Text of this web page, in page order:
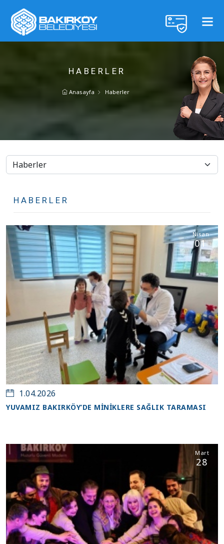
HABERLER
Anasayfa Haberler
HABERLER
Nisan
01
1.04.2026
YUVAMIZ BAKIRKÖY’DE MİNİKLERE SAĞLIK TARAMASI
Mart
28